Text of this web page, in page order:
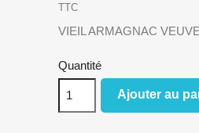
TTC
VIEIL ARMAGNAC
Quantité
Ajouter au